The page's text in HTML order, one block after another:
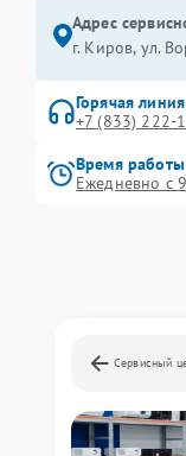
Адрес
г. Киров, ул.
Горячая линия
+7 (833) 222-
Время работы
Ежедневно с
Сервисный